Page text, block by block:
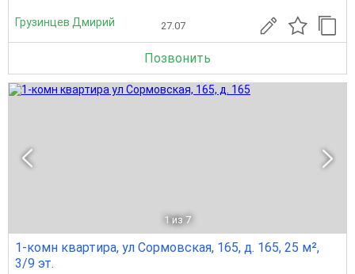
Грузинцев Дмирий 27.07
Позвонить
1 из 7
1-комн квартира, ул Сормовская, 165, д. 165, 25 м²,
3/9 эт.